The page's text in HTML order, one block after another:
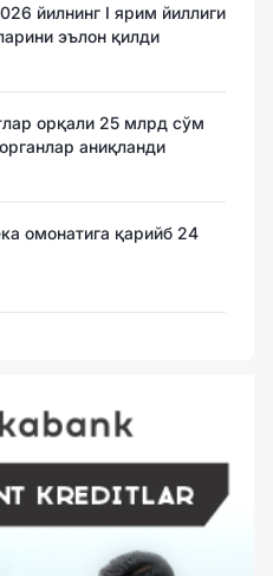
йилнинг I ярим йиллиги
эълон қилди
орқали 25 млрд сўм
аниқланди
омонатига қарийб 24